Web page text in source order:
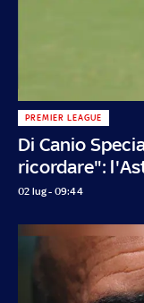
Di Canio
ricordare":
PREMIER LEAGUE
02 lug - 09:44